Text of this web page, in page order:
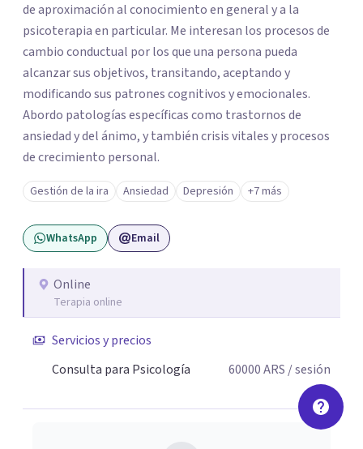
de aproximación al conocimiento en general y a la
psicoterapia en particular. Me interesan los procesos de
cambio conductual por los que una persona pueda
alcanzar sus objetivos, transitando, aceptando y
modificando sus patrones cognitivos y emocionales.
Abordo patologías específicas como trastornos de
ansiedad y del ánimo, y también crisis vitales y procesos
de crecimiento personal.
Gestión de la ira Ansiedad Depresión +7 más
WhatsApp Email
Online
Terapia online
Servicios y precios
Consulta para Psicología
60000ARS / sesión